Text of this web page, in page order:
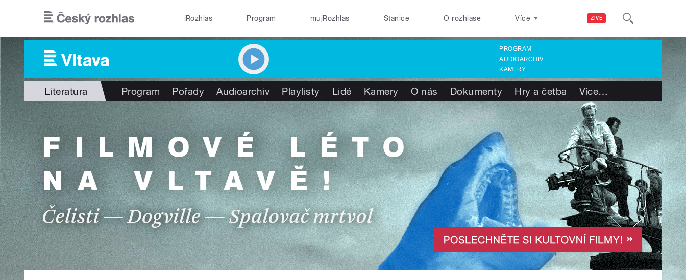
ŽIVĚ
iRozhlas Program mujRozhlas Stanice O rozhlase Více
PROGRAM
AUDIOARCHIV
KAMERY
Literatura Program Pořady Audioarchiv Playlisty Lidé Kamery O nás Dokumenty Hry a četba Více…